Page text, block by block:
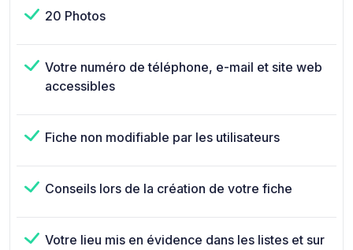
20 Photos
Votre numéro de téléphone, e-mail et site web
accessibles
Fiche non modifiable par les utilisateurs
Conseils lors de la création de votre fiche
Votre lieu mis en évidence dans les listes et sur